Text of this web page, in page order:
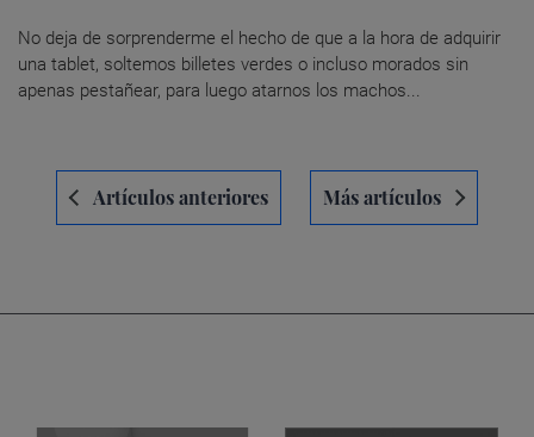
No deja de sorprenderme el hecho de que a la hora de adquirir
una tablet, soltemos billetes verdes o incluso morados sin
apenas pestañear, para luego atarnos los machos...
Navegación
entradas
Artículos anteriores Más artículos